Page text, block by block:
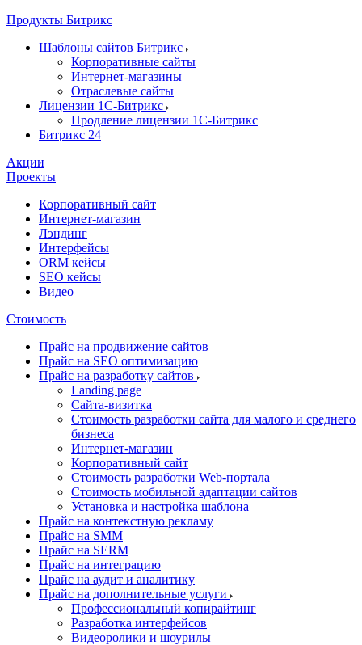
Продукты Битрикс
Шаблоны сайтов Битрикс
Корпоративные сайты
Интернет-магазины
Отраслевые сайты
Лицензии 1С-Битрикс
Продление лицензии 1С-Битрикс
Битрикс 24
Акции
Проекты
Корпоративный сайт
Интернет-магазин
Лэндинг
Интерфейсы
ORM кейсы
SEO кейсы
Видео
Стоимость
Прайс на продвижение сайтов
Прайс на SEO оптимизацию
Прайс на разработку сайтов
Landing page
Cайта-визитка
Стоимость разработки сайта для малого и среднего
бизнеса
Интернет-магазин
Корпоративный сайт
Стоимость разработки Web-портала
Стоимость мобильной адаптации сайтов
Установка и настройка шаблона
Прайс на контекстную рекламу
Прайс на SMM
Прайс на SERM
Прайс на интеграцию
Прайс на аудит и аналитику
Прайс на дополнительные услуги
Профессиональный копирайтинг
Разработка интерфейсов
Видеоролики и шоурилы